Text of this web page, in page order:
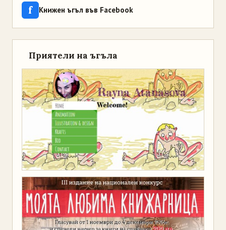
f Книжен ъгъл във Facebook
Приятели на ъгъла